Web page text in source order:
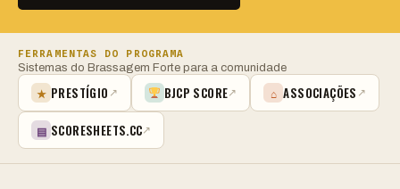
FERRAMENTAS DO PROGRAMA
Sistemas do Brassagem Forte para a comunidade
★ PRESTÍGIO ↗ BJCP SCORE↗ ⌂ ASSOCIAÇÕES ↗
▤ SCORESHEETS.CC↗